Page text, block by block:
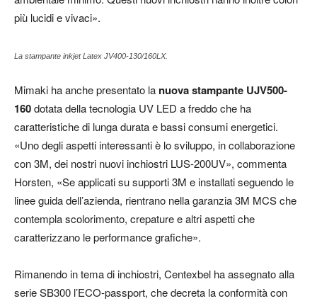
più lucidi e vivaci».
La stampante inkjet Latex JV400-130/160LX.
Mimaki ha anche presentato la nuova stampante UJV500-
160dotata della tecnologia UV LED a freddo che ha
caratteristiche di lunga durata e bassi consumi energetici.
«Uno degli aspetti interessanti è lo sviluppo, in collaborazione
con 3M, dei nostri nuovi inchiostri LUS-200UV», commenta
Horsten, «Se applicati su supporti 3M e installati seguendo le
linee guida dell’azienda, rientrano nella garanzia 3M MCS che
contempla scolorimento, crepature e altri aspetti che
caratterizzano le performance grafiche».
Rimanendo in tema di inchiostri, Centexbel ha assegnato alla
serie SB300 l’ECO-passport, che decreta la conformità con